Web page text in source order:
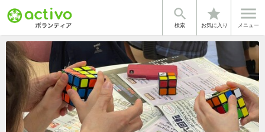

検索
star
お気に入り

メニュー